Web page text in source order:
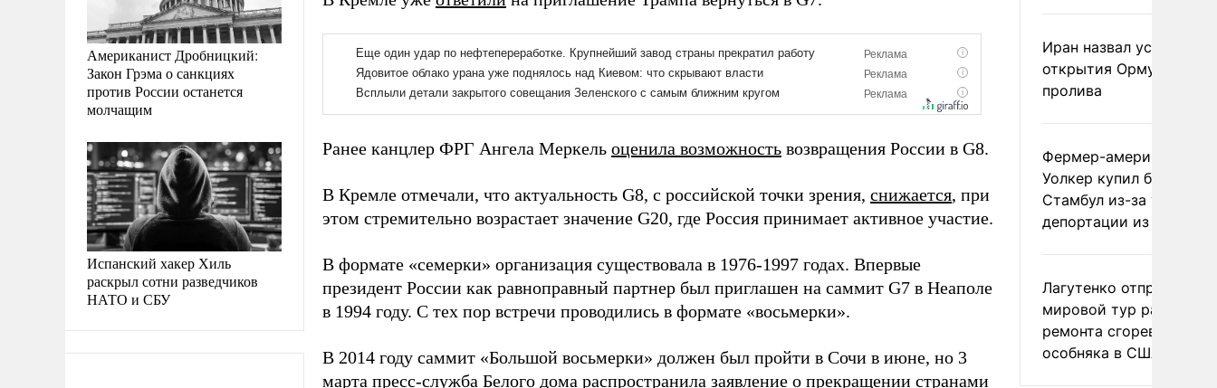
Американист Дробницкий:
Закон Грэма о санкциях
против России останется
молчащим
Испанский хакер Хиль
раскрыл сотни разведчиков
НАТО и СБУ
Ранее канцлер ФРГ Ангела Меркель оценила возможность возвращения России в G8.
В Кремле отмечали, что актуальность G8, с российской точки зрения, снижается, при
этом стремительно возрастает значение G20, где Россия принимает активное участие.
В формате «семерки» организация существовала в 1976-1997 годах. Впервые
президент России как равноправный партнер был приглашен на саммит G7 в Неаполе
в 1994 году. С тех пор встречи проводились в формате «восьмерки».
В 2014 году саммит «Большой восьмерки» должен был пройти в Сочи в июне, но 3
марта пресс-служба Белого дома распространила заявление о прекращении странами
Иран назвал условие
открытия Ормузского
пролива
Фермер-американец
Уолкер купил билет в
Стамбул из-за угрозы
депортации из России
Лагутенко отправился в
мировой тур ради
ремонта сгоревшего
особняка в США